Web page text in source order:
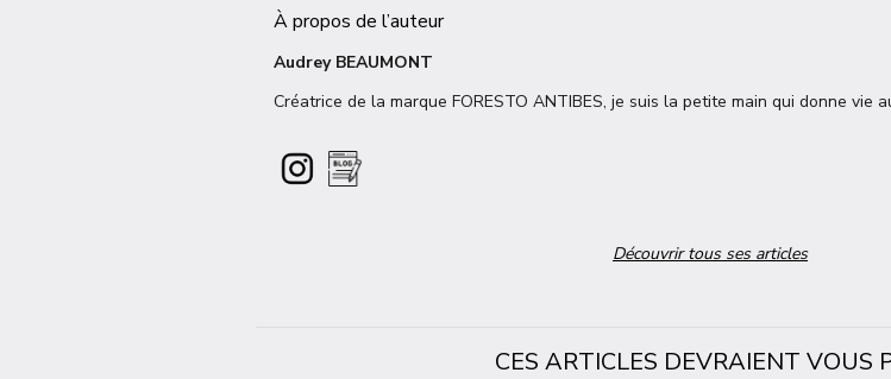
À propos de l’auteur
Audrey BEAUMONT
Créatrice de la marque FORESTO ANTIBES, je suis la petite main qui donne vie
Découvrir tous ses articles
CES ARTICLES DEVRAIENT VOUS